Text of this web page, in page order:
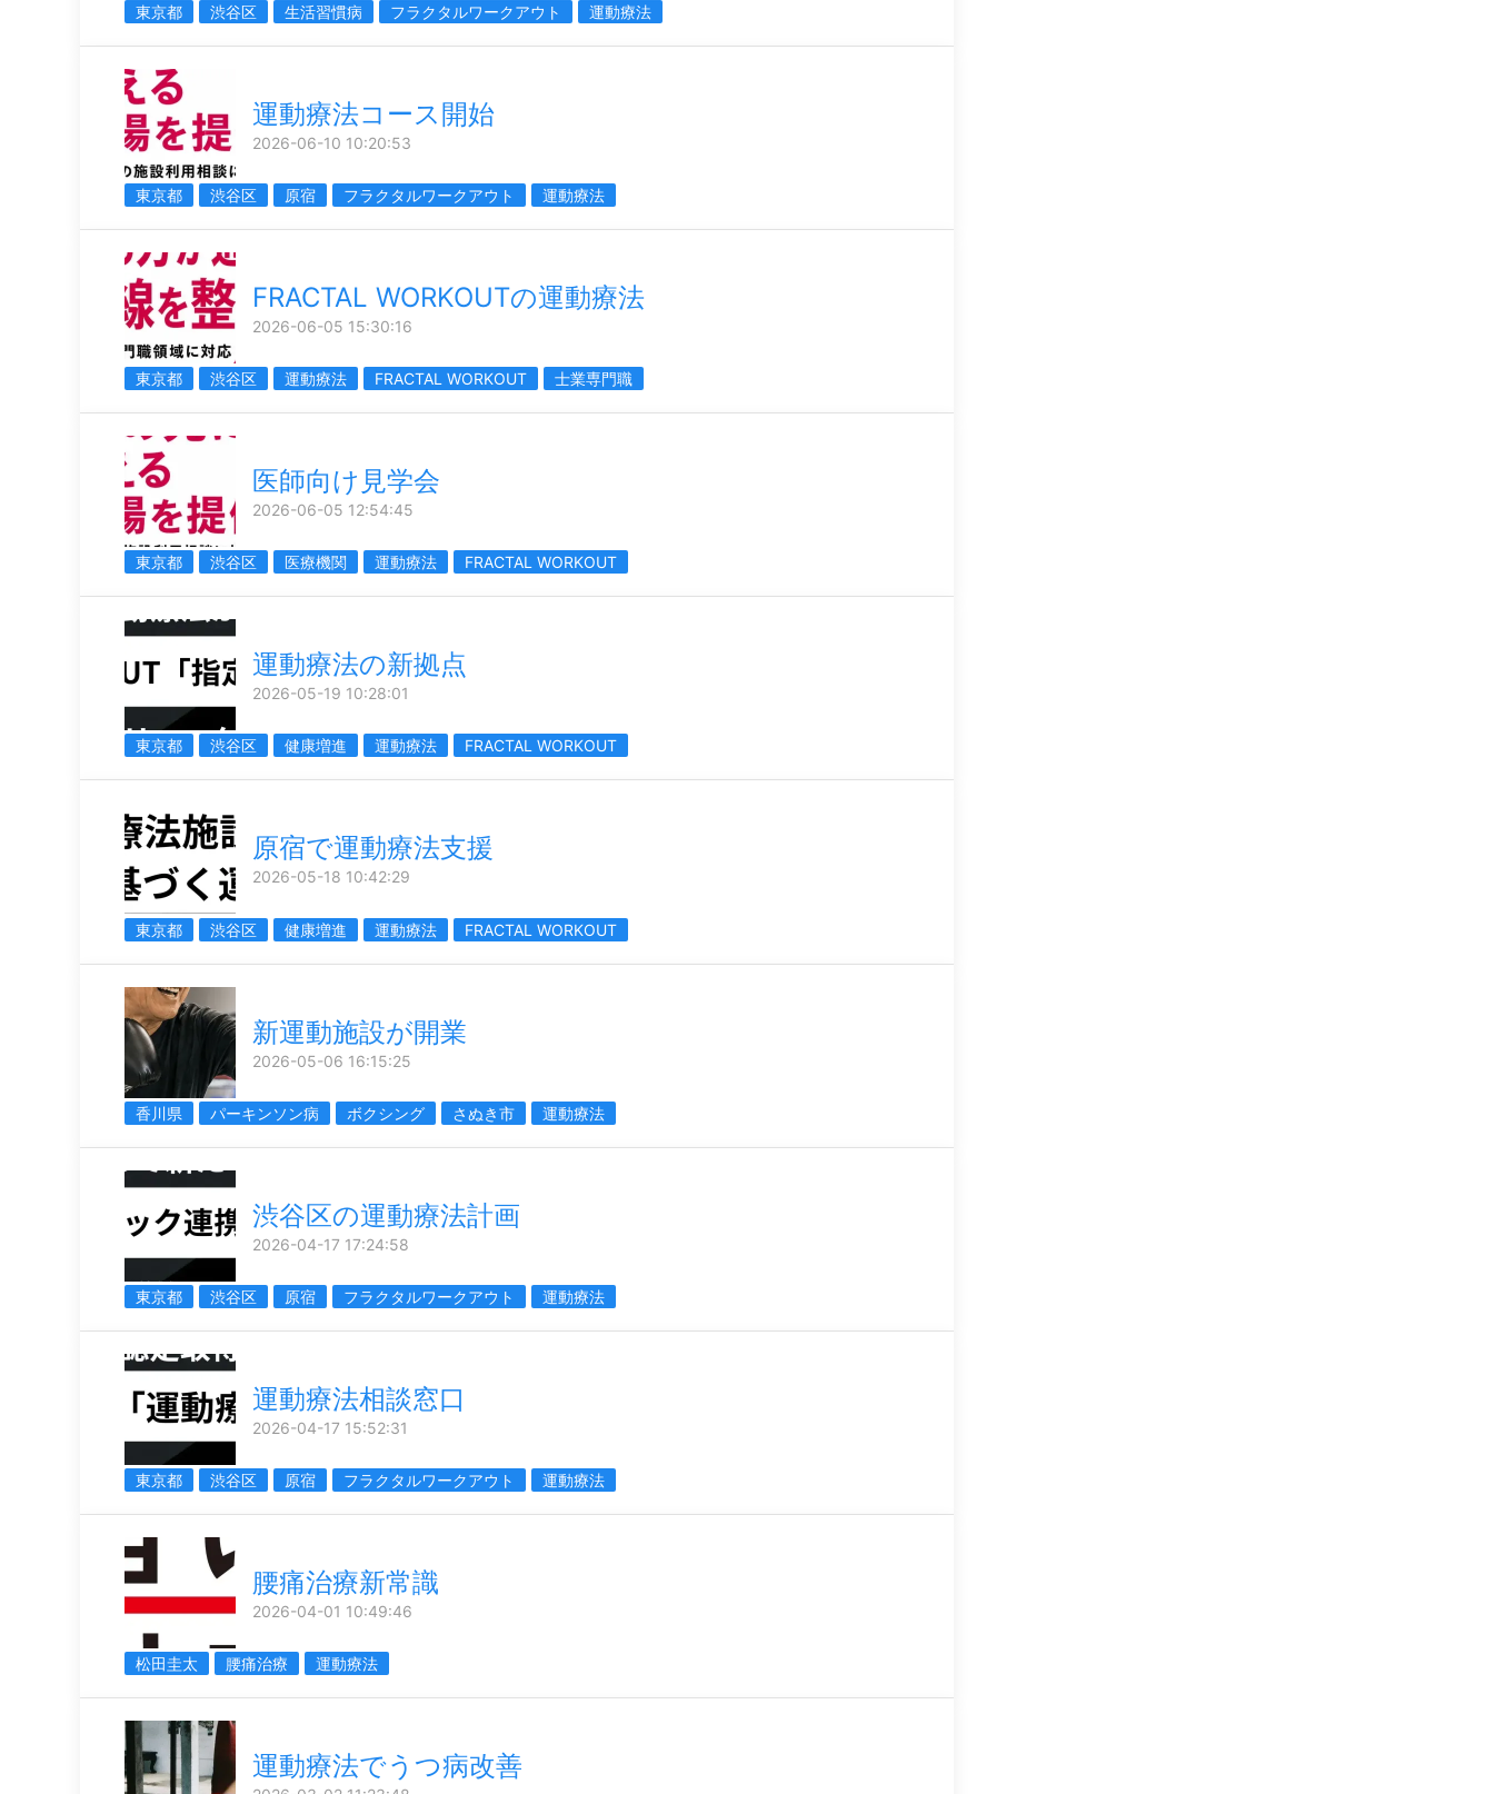
東京都 渋谷区 生活習慣病 フラクタルワークアウト 運動療法
運動療法コース開始
2026-06-10 10:20:53
東京都 渋谷区 原宿 フラクタルワークアウト 運動療法
FRACTAL WORKOUTの運動療法
2026-06-05 15:30:16
東京都 渋谷区 運動療法 FRACTAL WORKOUT 士業専門職
医師向け見学会
2026-06-05 12:54:45
東京都 渋谷区 医療機関 運動療法 FRACTAL WORKOUT
運動療法の新拠点
2026-05-19 10:28:01
東京都 渋谷区 健康増進 運動療法 FRACTAL WORKOUT
原宿で運動療法支援
2026-05-18 10:42:29
東京都 渋谷区 健康増進 運動療法 FRACTAL WORKOUT
新運動施設が開業
2026-05-06 16:15:25
香川県 パーキンソン病 ボクシング さぬき市 運動療法
渋谷区の運動療法計画
2026-04-17 17:24:58
東京都 渋谷区 原宿 フラクタルワークアウト 運動療法
運動療法相談窓口
2026-04-17 15:52:31
東京都 渋谷区 原宿 フラクタルワークアウト 運動療法
腰痛治療新常識
2026-04-01 10:49:46
松田圭太 腰痛治療 運動療法
運動療法でうつ病改善